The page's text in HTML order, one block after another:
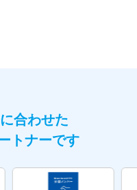
合わせた
トナーです